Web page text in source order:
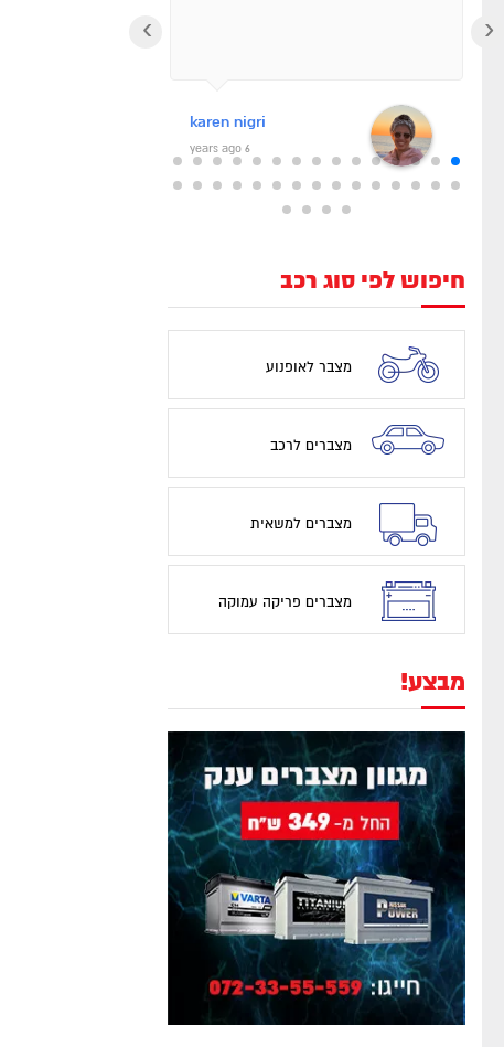
karen nigri
6 years ago
‹ ›
חיפוש לפי סוג רכב
מצבר לאופנוע
מצברים לרכב
מצברים למשאית
מצברים פריקה עמוקה
מבצע!